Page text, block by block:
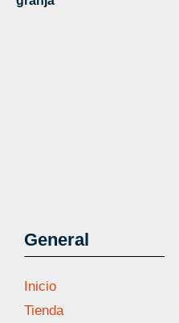
General
Inicio
Tienda